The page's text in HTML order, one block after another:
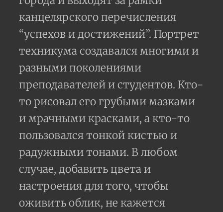
канцелярского перечисления
“успехов и достижений”. Портрет
техникума создавался многими и
разными поколениями
преподавателей и студентов. Кто-
то рисовал его грубыми мазками
и мрачными красками, а кто-то
пользовался тонкой кистью и
радужными тонами. В любом
случае, добавить цвета и
настроения для того, чтобы
оживить облик, не кажется